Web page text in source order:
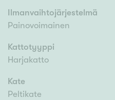
Ilmanvaihtojärjestelmä
Painovoimainen
Kattotyyppi
Harjakatto
Kate
Peltikate